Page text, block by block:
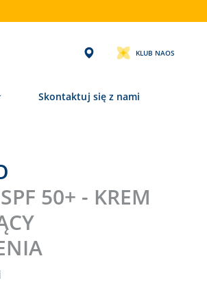
KLUB NAOS
Skontaktuj się z nami
50+ - KREM